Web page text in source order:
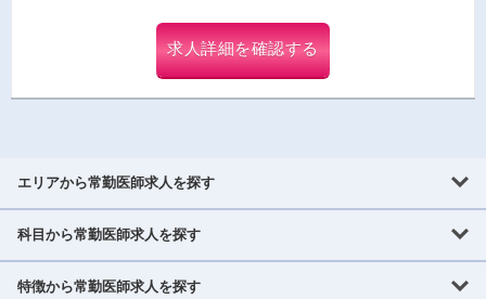
求人詳細を確認する
エリアから常勤医師求人を探す
北海道・東北
北海道 青森県 岩手県
科目から常勤医師求人を探す
特徴から常勤医師求人を探す